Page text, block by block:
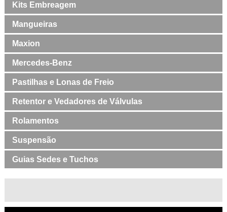
Kits Embreagem
Mangueiras
Maxion
Mercedes-Benz
Pastilhas e Lonas de Freio
Retentor e Vedadores de Válvulas
Rolamentos
Suspensão
Guias Sedes e Tuchos